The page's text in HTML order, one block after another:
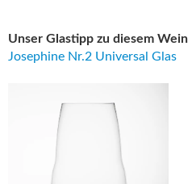
Unser Glastipp zu diesem Wein
Josephine Nr.2 Universal Glas